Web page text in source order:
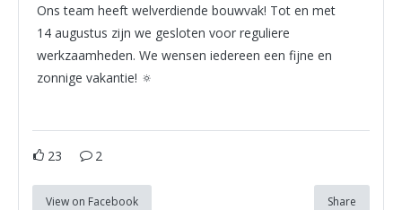
Ons team heeft welverdiende bouwvak! Tot en met
14 augustus zijn we gesloten voor reguliere
werkzaamheden. We wensen iedereen een fijne en
zonnige vakantie! 🔅
23 2
View on Facebook Share